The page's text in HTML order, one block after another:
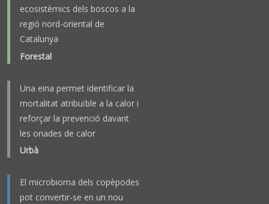
ecosistèmics dels boscos a la
regió nord-oriental de
Catalunya
Forestal
Una eina permet identificar la
mortalitat atribuïble a la calor i
reforçar la prevenció davant
les onades de calor
Urbà
El microbioma dels copèpodes
pot convertir-se en un nou